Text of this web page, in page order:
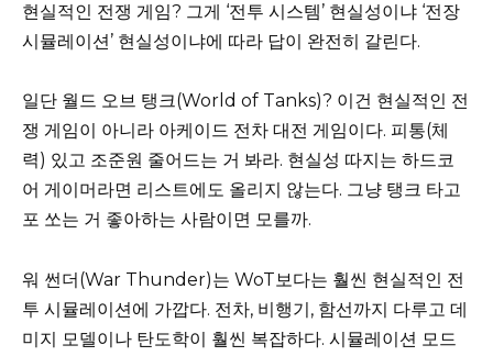
현실적인 전쟁 게임? 그게 ‘전투 시스템’ 현실성이냐 ‘전장
시뮬레이션’ 현실성이냐에 따라 답이 완전히 갈린다.
일단 월드 오브 탱크(World of Tanks)? 이건 현실적인 전
쟁 게임이 아니라 아케이드 전차 대전 게임이다. 피통(체
력) 있고 조준원 줄어드는 거 봐라. 현실성 따지는 하드코
어 게이머라면 리스트에도 올리지 않는다. 그냥 탱크 타고
포 쏘는 거 좋아하는 사람이면 모를까.
워 썬더(War Thunder)는 WoT보다는 훨씬 현실적인 전
투 시뮬레이션에 가깝다. 전차, 비행기, 함선까지 다루고 데
미지 모델이나 탄도학이 훨씬 복잡하다. 시뮬레이션 모드